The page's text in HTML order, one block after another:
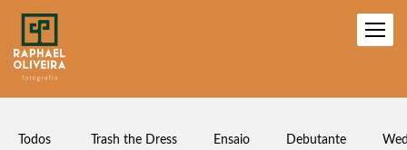
Todos Trash the Dress Ensaio Debutante